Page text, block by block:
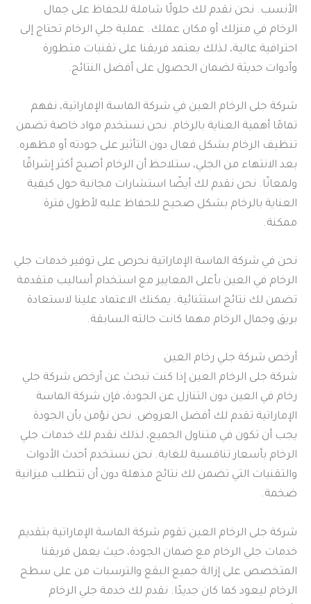
الأنسب. نحن نقدم لك حلولًا شاملة للحفاظ على جمال
الرخام في منزلك أو مكان عملك. عملية جلي الرخام تحتاج إلى
احترافية عالية، لذلك يعتمد فريقنا على تقنيات متطورة
وأدوات حديثة لضمان الحصول على أفضل النتائج.
شركة جلى الرخام العين في شركة الماسة الإماراتية، نفهم
تمامًا أهمية العناية بالرخام. نحن نستخدم مواد خاصة تضمن
تنظيف الرخام بشكل فعال دون التأثير على جودته أو مظهره.
بعد الانتهاء من الجلي، ستلاحظ أن الرخام أصبح أكثر إشراقًا
ولمعانًا. نحن نقدم لك أيضًا استشارات مجانية حول كيفية
العناية بالرخام بشكل صحيح للحفاظ عليه لأطول فترة
ممكنة.
نحن في شركة الماسة الإماراتية نحرص على توفير خدمات جلي
الرخام في العين بأعلى المعايير مع استخدام أساليب متقدمة
تضمن لك نتائج استثنائية. يمكنك الاعتماد علينا لاستعادة
بريق وجمال الرخام مهما كانت حالته السابقة.
أرخص شركة جلي رخام العين
شركة جلى الرخام العين إذا كنت تبحث عن أرخص شركة جلي
رخام في العين دون التنازل عن الجودة، فإن شركة الماسة
الإماراتية تقدم لك أفضل العروض. نحن نؤمن بأن الجودة
يجب أن تكون في متناول الجميع، لذلك نقدم لك خدمات جلي
الرخام بأسعار تنافسية للغاية. نحن نستخدم أحدث الأدوات
والتقنيات التي تضمن لك نتائج مذهلة دون أن تتطلب ميزانية
ضخمة.
شركة جلى الرخام العين تقوم شركة الماسة الإماراتية بتقديم
خدمات جلي الرخام مع ضمان الجودة، حيث يعمل فريقنا
المتخصص على إزالة جميع البقع والترسبات من على سطح
الرخام ليعود كما كان جديدًا. نقدم لك خدمة جلي الرخام